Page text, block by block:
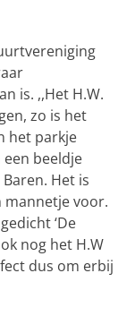
is. ,,Het H.W.
zo is het
het parkje
beeldje
Het is
mannetje voor.
‘De
nog het H.W
dus om erbij